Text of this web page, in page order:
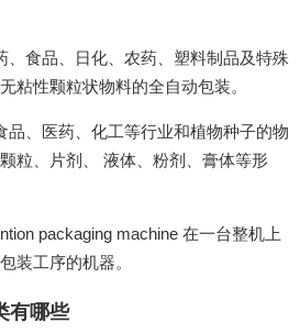
、食品、日化、农药、塑料制品及特殊
粘性颗粒状物料的全自动包装。
品、医药、化工等行业和植物种子的物
粒、片剂、 液体、粉剂、膏体等形
packaging machine 在一台整机上
装工序的机器。
有哪些